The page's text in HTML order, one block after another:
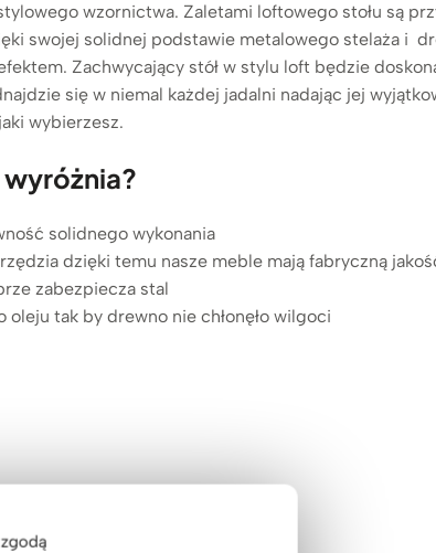
wzornictwa. Zaletami loftowego stołu są
swojej solidnej podstawie metalowego stelaża i
Zachwycający stół w stylu loft będzie
się w niemal każdej jadalni nadając jej
wybierzesz.
solidnego wykonania
dzięki temu nasze meble mają fabryczną
zabezpiecza stal
tak by drewno nie chłonęło wilgoci